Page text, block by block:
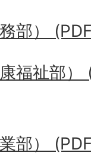
部）
福祉部）
部）